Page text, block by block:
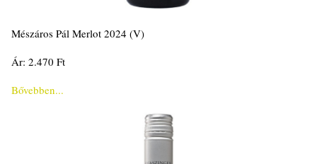
Mészáros Pál Merlot 2024 (V)
Ár: 2.470 Ft
Bővebben...